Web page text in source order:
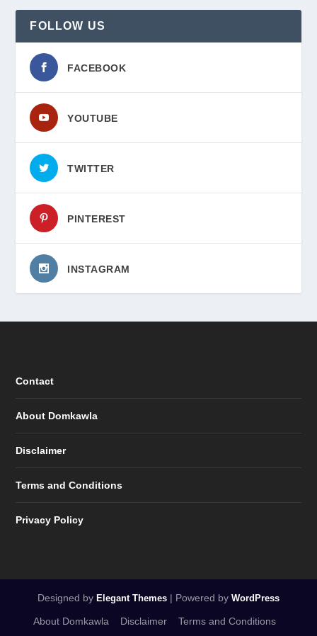
FOLLOW US
FACEBOOK
YOUTUBE
TWITTER
PINTEREST
INSTAGRAM
Contact
About Domkawla
Disclaimer
Terms and Conditions
Privacy Policy
Designed by Elegant Themes | Powered by WordPress
About Domkawla Disclaimer Terms and Conditions